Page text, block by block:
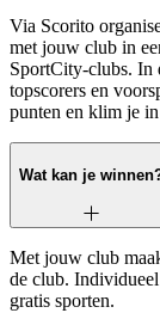
Via Scorito
met jouw club in
SportCity-clubs. In
topscorers en
punten en klim je
Wat kan je
Met jouw club
de club.
gratis sporten.